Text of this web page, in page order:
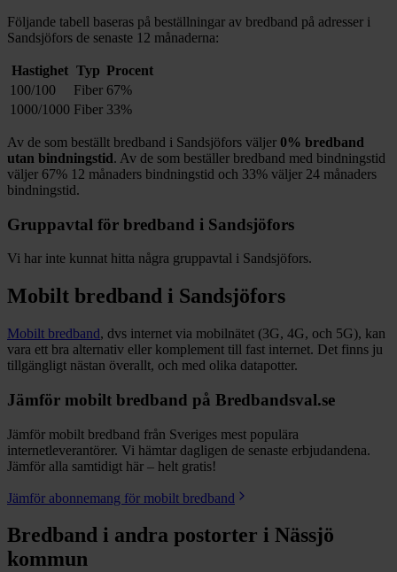
Följande tabell baseras på beställningar av bredband på adresser i
Sandsjöfors de senaste 12 månaderna:
Hastighet Typ Procent
100/100
Fiber 67%
1000/1000 Fiber 33%
Av de som beställt bredband i Sandsjöfors väljer 0% bredband
utan bindningstid. Av de som beställer bredband med bindningstid
väljer 67% 12 månaders bindningstid och 33% väljer 24 månaders
bindningstid.
Gruppavtal för bredband i Sandsjöfors
Vi har inte kunnat hitta några gruppavtal i Sandsjöfors.
Mobilt bredband i Sandsjöfors
Mobilt bredband, dvs internet via mobilnätet (3G, 4G, och 5G), kan
vara ett bra alternativ eller komplement till fast internet. Det finns ju
tillgängligt nästan överallt, och med olika datapotter.
Jämför mobilt bredband på Bredbandsval.se
Jämför mobilt bredband från Sveriges mest populära
internetleverantörer. Vi hämtar dagligen de senaste erbjudandena.
Jämför alla samtidigt här – helt gratis!
Jämför abonnemang för mobilt bredband
Bredband i andra postorter i Nässjö
kommun